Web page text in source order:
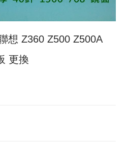
想 Z360 Z500 Z500A
更換